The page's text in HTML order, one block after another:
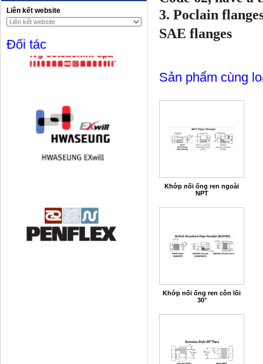
Liên kết website
Đối tác
3. Poclain
SAE flanges
Sản phẩm cùng
Khớp nối ống ren ngoài
NPT
Khớp nối ống ren côn lồi
30°